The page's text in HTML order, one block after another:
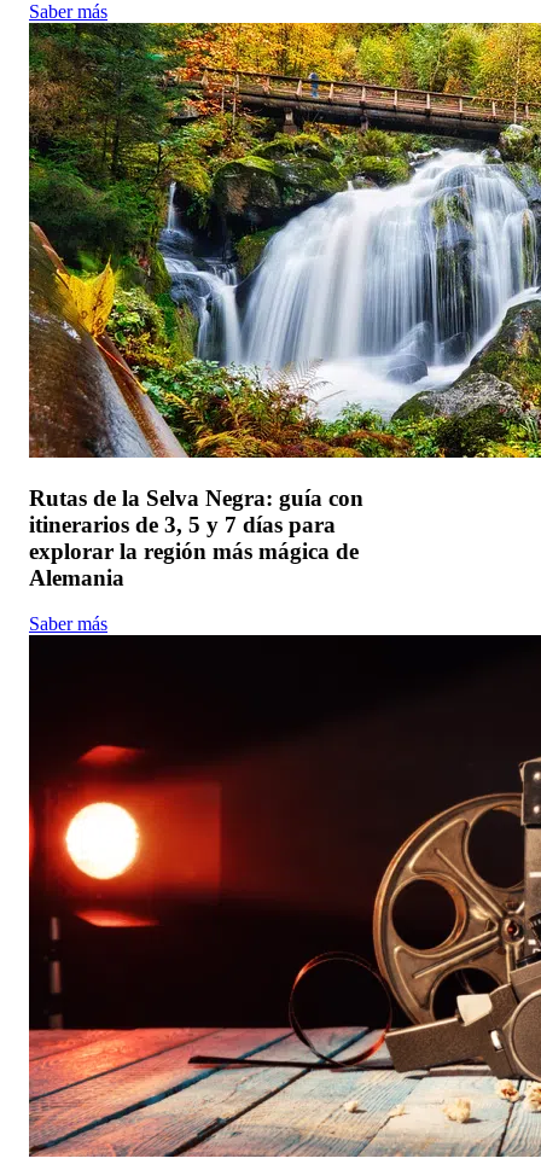
Saber más
Rutas de la Selva Negra: guía con
itinerarios de 3, 5 y 7 días para
explorar la región más mágica de
Alemania
Saber más